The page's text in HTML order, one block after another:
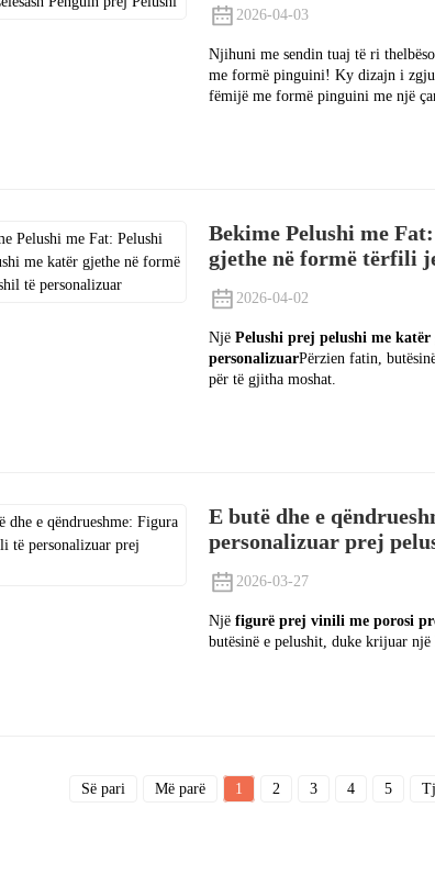
2026-04-03
Njihuni me sendin tuaj të ri
me formë pinguini! Ky dizajn i
fëmijë me formë pinguini me një
Bekime Pelushi me
gjethe në formë tërfili
2026-04-02
Një Pelushi prej pelushi me
personalizuarPërzien fatin,
për të gjitha moshat.
E butë dhe e
personalizuar prej
2026-03-27
Një figurë prej vinili me porosi
butësinë e pelushit, duke krijuar
Së pari Më parë 1 2 3 4 5